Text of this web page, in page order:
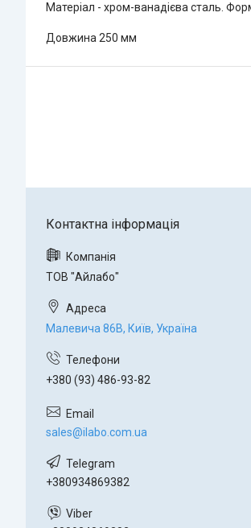
Матеріал - хром-ванадієва сталь.
Довжина 250 мм
ТОВ "Айлабо"
Малевича 86В, Київ, Україна
+380 (93) 486-93-82
sales@ilabo.com.ua
+380934869382